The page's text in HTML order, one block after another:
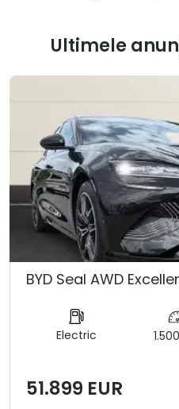
Ultimele
BYD Seal AWD
Electric
51.899 EUR